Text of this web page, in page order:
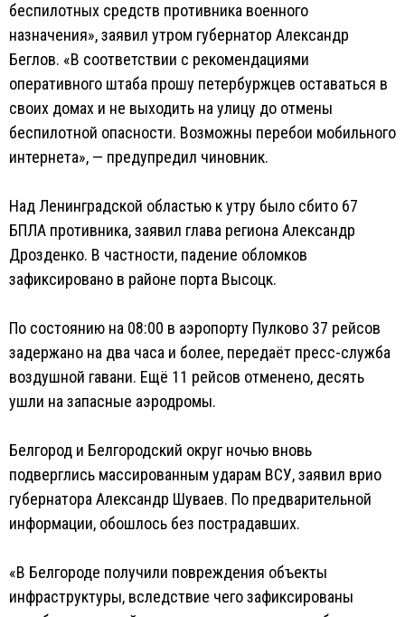
беспилотных средств противника военного
назначения», заявил утром губернатор Александр
Беглов. «В соответствии с рекомендациями
оперативного штаба прошу петербуржцев оставаться в
своих домах и не выходить на улицу до отмены
беспилотной опасности. Возможны перебои мобильного
интернета», — предупредил чиновник.
Над Ленинградской областью к утру было сбито 67
БПЛА противника, заявил глава региона Александр
Дрозденко. В частности, падение обломков
зафиксировано в районе порта Высоцк.
По состоянию на 08:00 в аэропорту Пулково 37 рейсов
задержано на два часа и более, передаёт пресс-служба
воздушной гавани. Ещё 11 рейсов отменено, десять
ушли на запасные аэродромы.
Белгород и Белгородский округ ночью вновь
подверглись массированным ударам ВСУ, заявил врио
губернатора Александр Шуваев. По предварительной
информации, обошлось без пострадавших.
«В Белгороде получили повреждения объекты
инфраструктуры, вследствие чего зафиксированы